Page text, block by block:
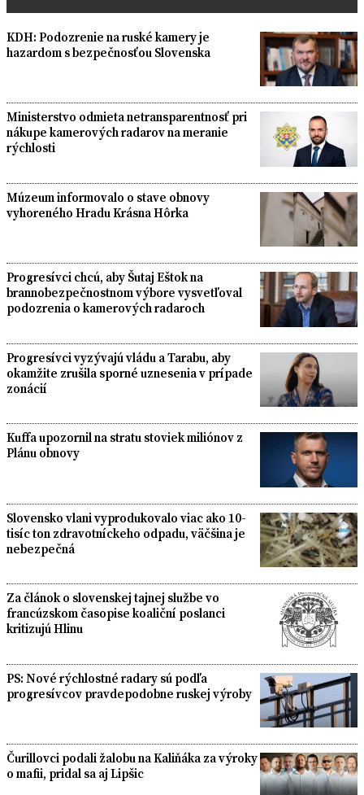
KDH: Podozrenie na ruské kamery je
hazardom s bezpečnosťou Slovenska
Ministerstvo odmieta netransparentnosť pri
nákupe kamerových radarov na meranie
rýchlosti
Múzeum informovalo o stave obnovy
vyhoreného Hradu Krásna Hôrka
Progresívci chcú, aby Šutaj Eštok na
brannobezpečnostnom výbore vysvetľoval
podozrenia o kamerových radaroch
Progresívci vyzývajú vládu a Tarabu, aby
okamžite zrušila sporné uznesenia v prípade
zonácií
Kuffa upozornil na stratu stoviek miliónov z
Plánu obnovy
Slovensko vlani vyprodukovalo viac ako 10-
tisíc ton zdravotníckeho odpadu, väčšina je
nebezpečná
Za článok o slovenskej tajnej službe vo
francúzskom časopise koaliční poslanci
kritizujú Hlinu
PS: Nové rýchlostné radary sú podľa
progresívcov pravdepodobne ruskej výroby
Čurillovci podali žalobu na Kaliňáka za výroky
o mafii, pridal sa aj Lipšic